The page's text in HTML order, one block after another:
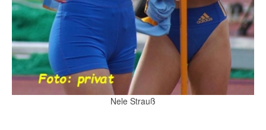
Nele Strauß